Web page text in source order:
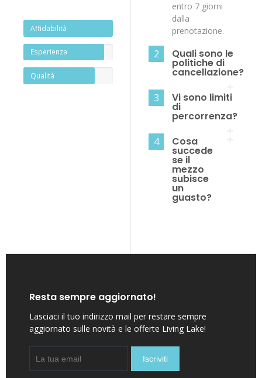
Affidabilità
Esperienza
Qualità
entro 7 giorni
dalla
prenotazione.
2 Quali sono le
politiche di
cancellazione?
3 Vi sono limiti
di
percorrenza?
4 Cosa
succede
se il
mezzo
subisce
un
guasto?
Resta sempre aggiornato!
Lasciaci il tuo indirizzo mail per restare sempre
aggiornato sulle novità e le offerte Living Lake!